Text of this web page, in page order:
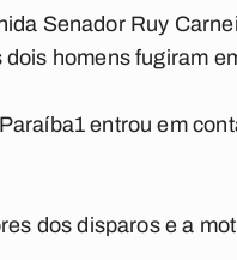
Senador Ruy
homens fugiram
Paraíba1entrou em
dos disparos e a